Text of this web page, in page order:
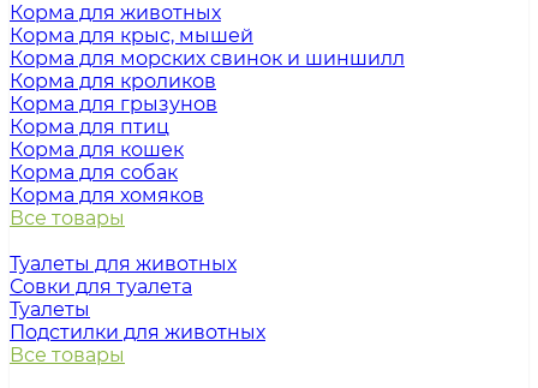
Корма для животных
Корма для крыс, мышей
Корма для морских свинок и шиншилл
Корма для кроликов
Корма для грызунов
Корма для птиц
Корма для кошек
Корма для собак
Корма для хомяков
Все товары
Туалеты для животных
Совки для туалета
Туалеты
Подстилки для животных
Все товары